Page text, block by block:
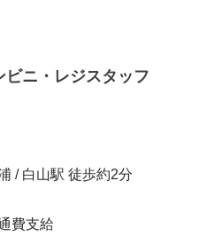
ニ・レジスタッフ
/ 白山駅 徒歩約2分
費支給